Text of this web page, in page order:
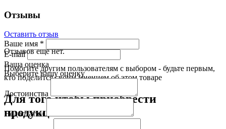
Отзывы
Оставить отзыв
Ваше имя *
E-mail
Ваша оценка
Выберите вашу оценку
Достоинства
Недостатки
Отзывов еще нет.
Помогите другим пользователям с выбором - будьте первым,
кто поделится своим мнением об этом товаре
Для того чтобы приобрести
продукцию: